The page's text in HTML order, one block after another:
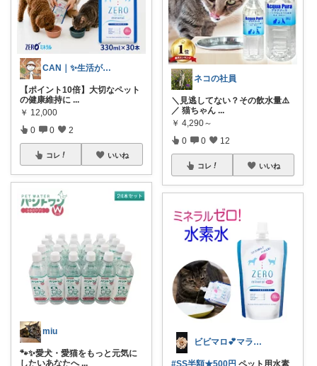
CAN｜✨生活が楽になる✨
【ポイント10倍】大切なペット
の健康維持に ...
￥ 12,000
0 0 2
コレ いいね
miu
🐾✨愛犬・愛猫をもっと元気に
したいあなたへ ...
ネコの社員
＼見逃してない？その飲水量⚠️
／ 猫ちゃん ...
￥ 4,290～
0 0 12
コレ いいね
ビビマロ💕マラソン不参加🙏
#SS半額★500円 ペット用水素